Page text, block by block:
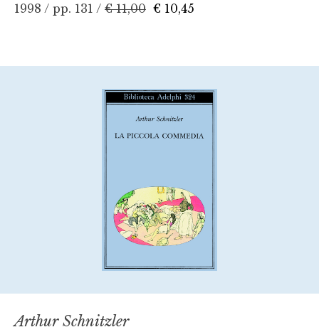
1998 / pp. 131 / € 11,00 € 10,45
Arthur Schnitzler